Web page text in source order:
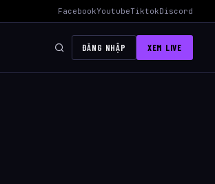
AWC 2026 Liên Quân Mobile – Lịch Thi Đấu,
FacebookYoutubeTiktokDiscord
ĐĂNG NHẬP XEM LIVE